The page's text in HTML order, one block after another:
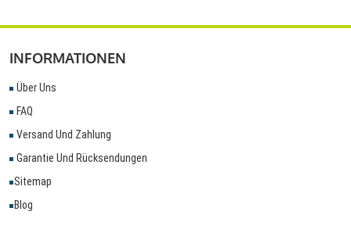
INFORMATIONEN
Über Uns
FAQ
Versand Und Zahlung
Garantie Und Rücksendungen
Sitemap
Blog